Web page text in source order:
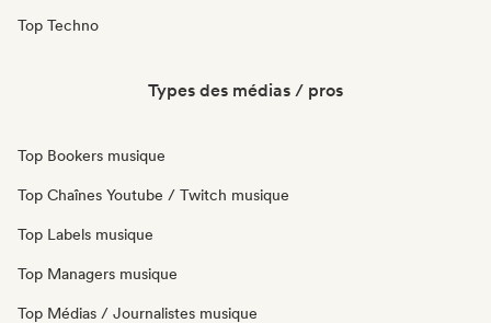
Top Techno
Types des médias / pros
Top Bookers musique
Top Chaînes Youtube / Twitch musique
Top Labels musique
Top Managers musique
Top Médias / Journalistes musique